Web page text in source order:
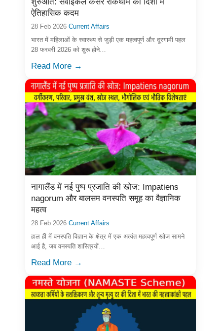
शुरुआत: सर्वाइकल कैंसर रोकथाम की दिशा में
ऐतिहासिक कदम
28 Feb 2026 Current Affairs
भारत में महिलाओं के स्वास्थ्य से जुड़ी एक महत्वपूर्ण और दूरगामी पहल
28 फरवरी 2026 को शुरू होने…
Read More →
नागालैंड में नई पुष्प प्रजाति की खोज: Impatiens
nagorum और बालसम वनस्पति समूह का वैज्ञानिक
महत्व
28 Feb 2026 Current Affairs
हाल ही में वनस्पति विज्ञान के क्षेत्र में एक अत्यंत महत्वपूर्ण खोज सामने
आई है, जब वनस्पति शास्त्रियों…
Read More →